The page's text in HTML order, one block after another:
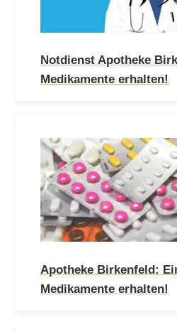
Notdienst Apotheke
Medikamente erhalten!
Apotheke Birkenfeld:
Medikamente erhalten!